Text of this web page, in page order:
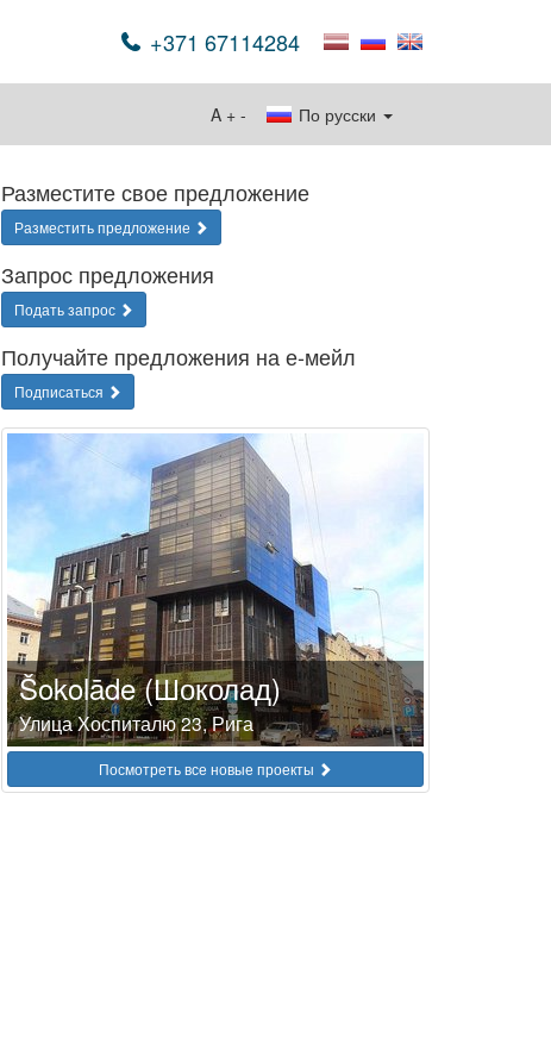
+371 67114284
По русски
A + -
Разместите свое предложение
Разместить предложение
Запрос предложения
Подать запрос
Получайте предложения на е-мейл
Подписаться
Šokolāde (Шоколад)
Улица Хоспиталю 23, Рига
Посмотреть все новые проекты